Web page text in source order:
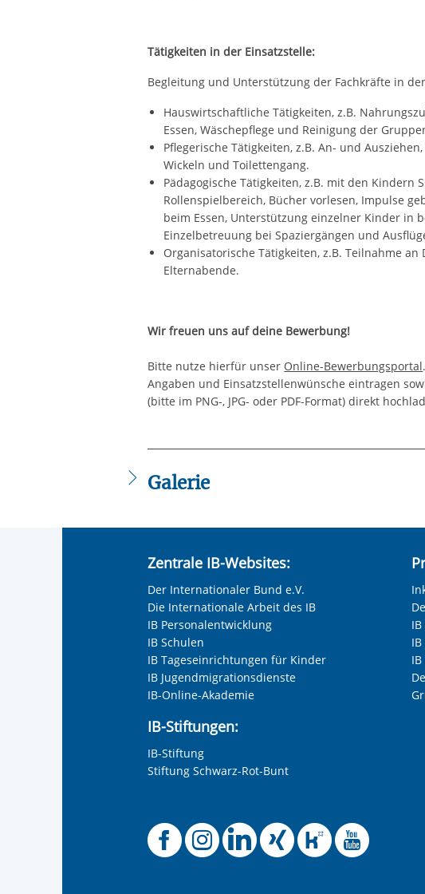
Tätigkeiten in der Einsatzstelle:
Begleitung und Unterstützung der Fachkräfte in
Hauswirtschaftliche Tätigkeiten, z.B.
Essen, Wäschepflege und Reinigung der
Pflegerische Tätigkeiten, z.B. An- und
Wickeln und Toilettengang.
Pädagogische Tätigkeiten, z.B. mit den Kindern
Rollenspielbereich, Bücher vorlesen, Impulse
beim Essen, Unterstützung einzelner Kinder in
Einzelbetreuung bei Spaziergängen und
Organisatorische Tätigkeiten, z.B. Teilnahme
Elternabende.
Wir freuen uns auf deine Bewerbung!
Bitte nutze hierfür unser Online-Bewerbungsportal
Angaben und Einsatzstellenwünsche eintragen
(bitte im PNG-, JPG- oder PDF-Format) direkt
Galerie
Vorherige Folie
Zentrale IB-Websites:
Der Internationaler Bund e.V.
Die Internationale Arbeit des IB
IB Personalentwicklung
IB Schulen
IB Tageseinrichtungen für Kinder
IB Jugendmigrationsdienste
IB-Online-Akademie
IB-Stiftungen:
IB-Stiftung
Stiftung Schwarz-Rot-Bunt
Offizielle
Offizielle
Offizielle